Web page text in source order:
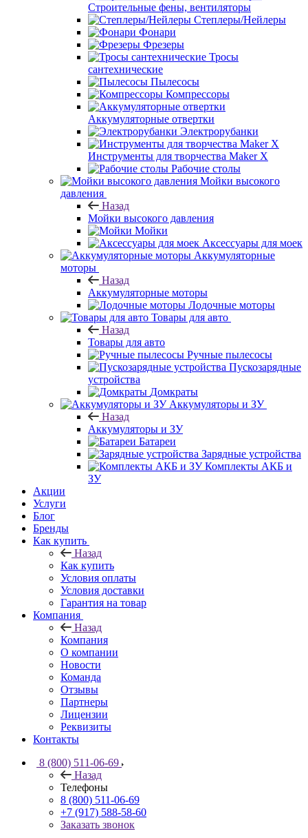
Строительные фены, вентиляторы
Степлеры/Нейлеры
Фонари
Фрезеры
Тросы
сантехнические
Пылесосы
Компрессоры
Аккумуляторные отвертки
Электрорубанки
Инструменты для творчества Maker X
Рабочие столы
Мойки высокого
давления
Назад
Мойки высокого давления
Мойки
Аксессуары для моек
Аккумуляторные
моторы
Назад
Аккумуляторные моторы
Лодочные моторы
Товары для авто
Назад
Товары для авто
Ручные пылесосы
Пускозарядные
устройства
Домкраты
Аккумуляторы и ЗУ
Назад
Аккумуляторы и ЗУ
Батареи
Зарядные устройства
Комплекты АКБ и
ЗУ
Акции
Услуги
Блог
Бренды
Как купить
Назад
Как купить
Условия оплаты
Условия доставки
Гарантия на товар
Компания
Назад
Компания
О компании
Новости
Команда
Отзывы
Партнеры
Лицензии
Реквизиты
Контакты
8 (800) 511-06-69
Назад
Телефоны
8 (800) 511-06-69
+7 (917) 588-58-60
Заказать звонок